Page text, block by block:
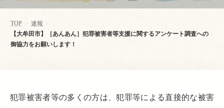
TOP > 速報 >
【大牟田市】［あんあん］犯罪被害者等支援に関するアンケート調査への
御協力をお願いします！
犯罪被害者等の多くの方は、犯罪等による直接的な被害